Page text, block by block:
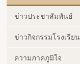
ข่าวประชาสัมพันธ์
ข่าวกิจกรรมโรงเรียน
ความภาคภูมิใจ